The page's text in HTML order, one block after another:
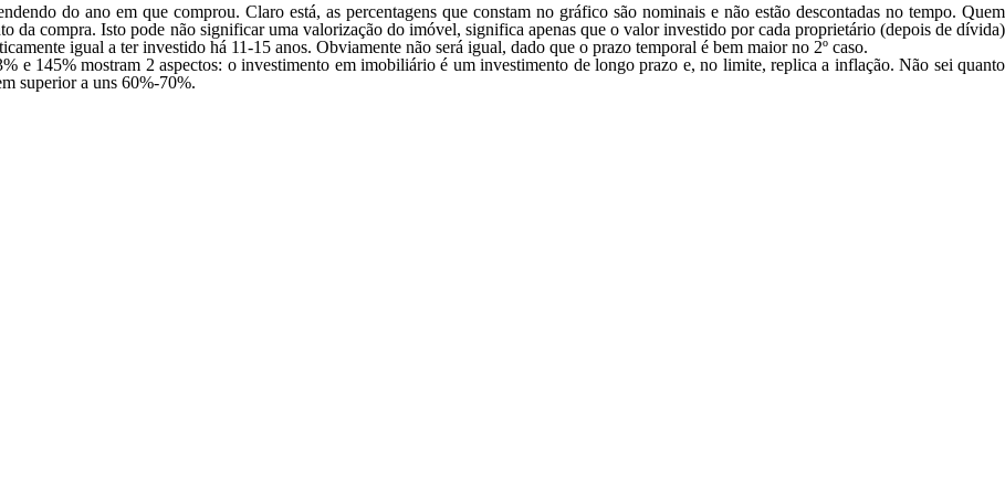
do ano em que comprou. Claro está, as percentagens que constam no gráfico são nominais e não estão descontadas no tempo. Quem
da compra. Isto pode não significar uma valorização do imóvel, significa apenas que o valor investido por cada proprietário (depois de dívida)
igual a ter investido há 11-15 anos. Obviamente não será igual, dado que o prazo temporal é bem maior no 2º caso.
e 145% mostram 2 aspectos: o investimento em imobiliário é um investimento de longo prazo e, no limite, replica a inflação. Não sei quanto
superior a uns 60%-70%.